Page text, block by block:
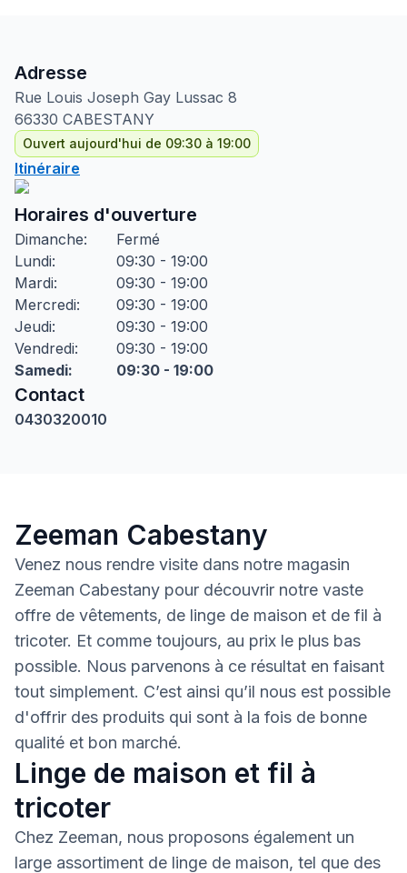
Adresse
Rue Louis Joseph Gay Lussac 8
66330 CABESTANY
Ouvert aujourd'hui de 09:30 à 19:00
Itinéraire
Horaires d'ouverture
Dimanche:
Fermé
Lundi:
09:30 - 19:00
Mardi:
09:30 - 19:00
Mercredi:
09:30 - 19:00
Jeudi:
09:30 - 19:00
Vendredi:
09:30 - 19:00
Samedi: 09:30 - 19:00
Contact
0430320010
Zeeman Cabestany
Venez nous rendre visite dans notre magasin
Zeeman Cabestany pour découvrir notre vaste
offre de vêtements, de linge de maison et de fil à
tricoter. Et comme toujours, au prix le plus bas
possible. Nous parvenons à ce résultat en faisant
tout simplement. C’est ainsi qu’il nous est possible
d'offrir des produits qui sont à la fois de bonne
qualité et bon marché.
Linge de maison et fil à
tricoter
Chez Zeeman, nous proposons également un
large assortiment de linge de maison, tel que des